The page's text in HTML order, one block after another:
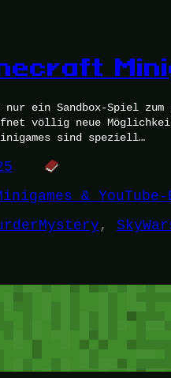
ein Sandbox-Spiel zum
völlig neue
sind speziell…
&
,